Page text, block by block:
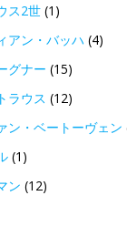
ス2世 (1)
アン・バッハ (4)
グナー (15)
ラウス (12)
ン・ベートーヴェン
(1)
ン (12)